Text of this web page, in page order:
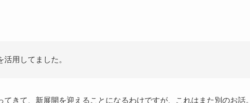
用してました。
きて、新展開を迎えることになるわけですが、これはまた別のお話。